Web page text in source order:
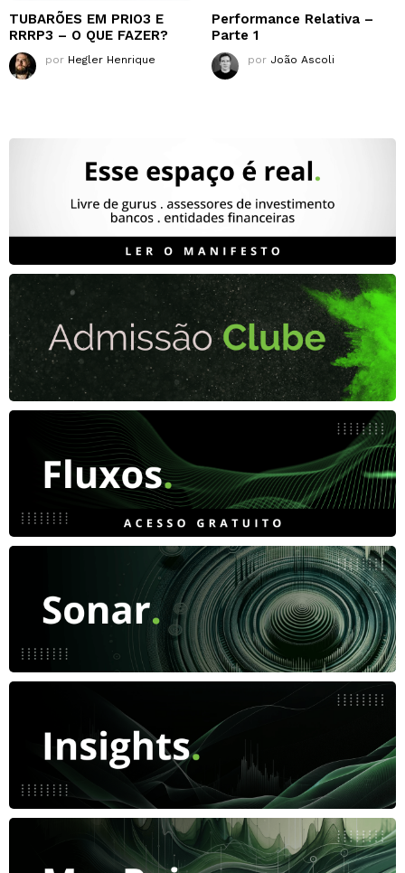
TUBARÕES EM PRIO3 E
RRRP3 – O QUE FAZER?
por Hegler Henrique
Performance Relativa –
Parte 1
por João Ascoli